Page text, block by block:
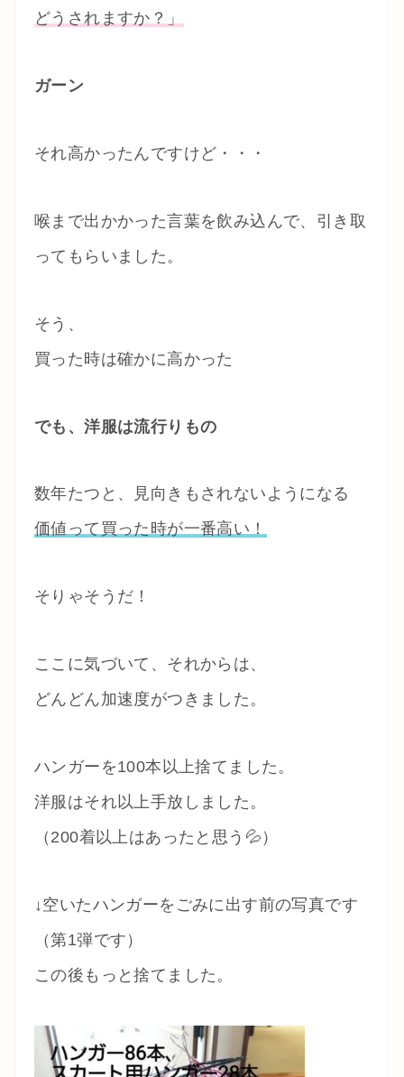
どうされますか？」
ガーン
それ高かったんですけど・・・
喉まで出かかった言葉を飲み込んで、引き取
ってもらいました。
そう、
買った時は確かに高かった
でも、洋服は流行りもの
数年たつと、見向きもされないようになる
価値って買った時が一番高い！
そりゃそうだ！
ここに気づいて、それからは、
どんどん加速度がつきました。
ハンガーを100本以上捨てました。
洋服はそれ以上手放しました。
（200着以上はあったと思う💦）
↓空いたハンガーをごみに出す前の写真です
（第1弾です）
この後もっと捨てました。